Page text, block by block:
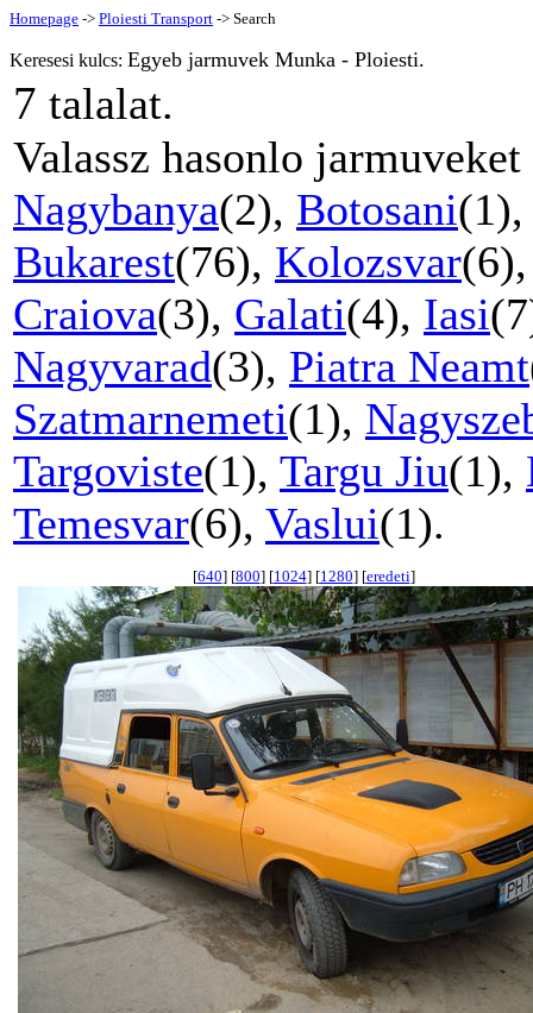
Homepage -> Ploiesti Transport -> Search
Keresesi kulcs: Egyeb jarmuvek Munka - Ploiesti.
7 talalat.
Valassz hasonlo
Nagybanya(2), Botosani
Bukarest(76), Kolozsvar
Craiova(3), Galati(4), Iasi
Nagyvarad(3), Piatra Neamt
Szatmarnemeti(1),
Targoviste(1), Targu Jiu(1),
Temesvar(6), Vaslui(1).
[640] [800] [1024] [1280] [eredeti]